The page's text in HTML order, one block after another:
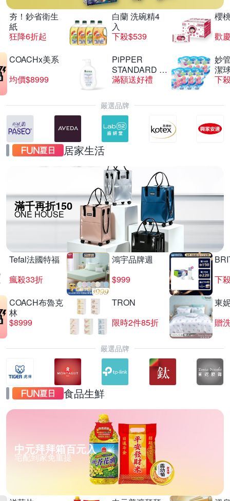
夯！鈔省衛生
紙
狂降6折起
白蘭 洗碗精4
入
下殺$539
櫻
歡
COACHx美系
均價$8999
PiPPER
STANDARD 沛
柏
滿額送好禮
妙
潔
下
嚴選品牌
居家生活
滿千再折150
ONE HOUSE
Tefal法國特福
瘋殺33折
鴻宇品牌週
$999
下
COACH布魯克
林
$8999
TRON
限時2件85折
東
贈
嚴選品牌
食品生鮮
中元拜拜箱百元入
宅配到家免重提